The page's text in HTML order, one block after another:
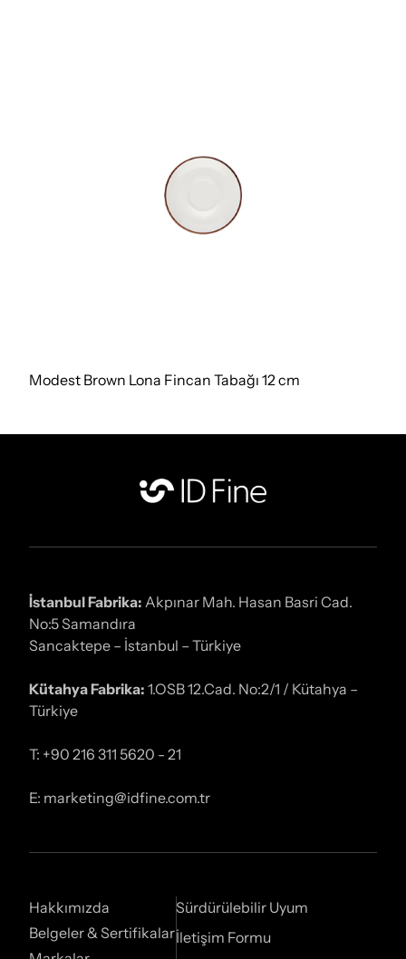
Modest Brown Lona Fincan Tabağı 12 cm
İstanbul Fabrika: Akpınar Mah. Hasan Basri Cad.
No:5 Samandıra
Sancaktepe – İstanbul – Türkiye
Kütahya Fabrika: 1.OSB 12.Cad. No:2/1 / Kütahya –
Türkiye
T: +90 216 311 5620 - 21
E: marketing@idfine.com.tr
Hakkımızda
Belgeler & Sertifikalar
Sürdürülebilir Uyum
İletişim Formu